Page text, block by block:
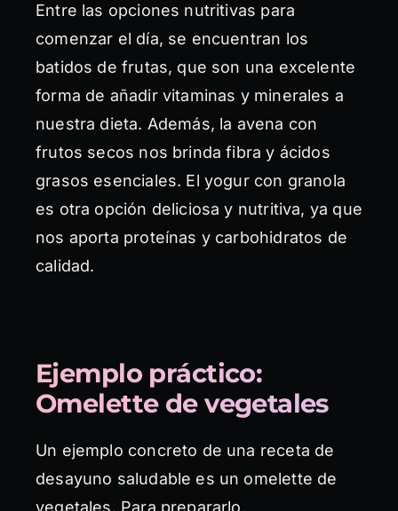
Entre las opciones nutritivas para
comenzar el día, se encuentran los
batidos de frutas, que son una excelente
forma de añadir vitaminas y minerales a
nuestra dieta. Además, la avena con
frutos secos nos brinda fibra y ácidos
grasos esenciales. El yogur con granola
es otra opción deliciosa y nutritiva, ya que
nos aporta proteínas y carbohidratos de
calidad.
Ejemplo práctico:
Omelette de vegetales
Un ejemplo concreto de una receta de
desayuno saludable es un omelette de
vegetales. Para prepararlo,